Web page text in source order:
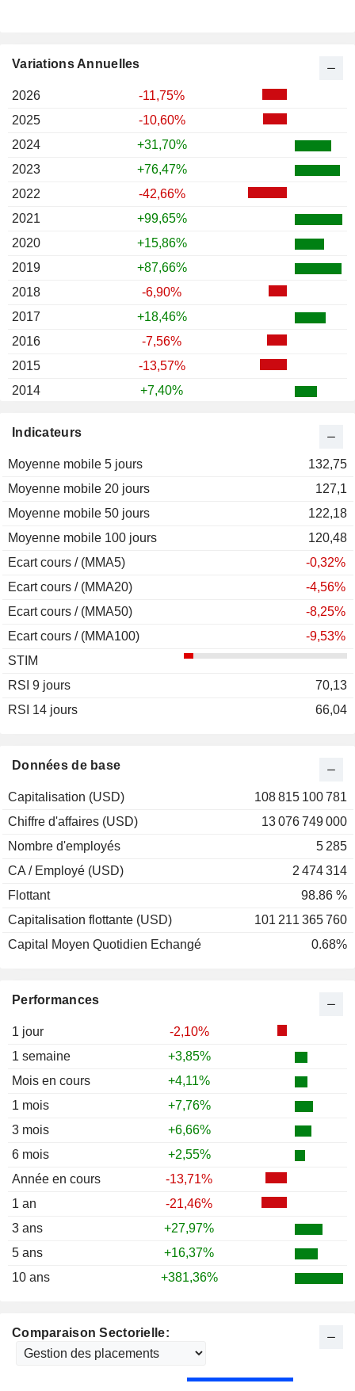
Performances
1 jour
-2,10%
1 semaine
+3,85%
Mois en cours
+4,11%
1 mois
+7,76%
3 mois
+6,66%
6 mois
+2,55%
Année en cours
-13,71%
1 an
-21,46%
3 ans
+27,97%
5 ans
+16,37%
10 ans
+381,36%
Données de base
Capitalisation (USD)
108 815 100 781
Chiffre d'affaires (USD)
13 076 749 000
Nombre d'employés
5 285
CA / Employé (USD)
2 474 314
Flottant
98.86 %
Capitalisation flottante (USD)
101 211 365 760
Capital Moyen Quotidien Echangé
0.68%
Indicateurs
Moyenne mobile 5 jours
132,75
Moyenne mobile 20 jours
127,1
Moyenne mobile 50 jours
122,18
Moyenne mobile 100 jours
120,48
Ecart cours / (MMA5)
-0,32%
Ecart cours / (MMA20)
-4,56%
Ecart cours / (MMA50)
-8,25%
Ecart cours / (MMA100)
-9,53%
STIM
RSI 9 jours
70,13
RSI 14 jours
66,04
Comparaison Sectorielle:
Variations Annuelles
2026
-11,75%
2025
-10,60%
2024
+31,70%
2023
+76,47%
2022
-42,66%
2021
+99,65%
2020
+15,86%
2019
+87,66%
2018
-6,90%
2017
+18,46%
2016
-7,56%
2015
-13,57%
2014
+7,40%
2012
2011
-0,99%
2010
+7,85%
2009
+100,92%
2008
-70,49%
2007